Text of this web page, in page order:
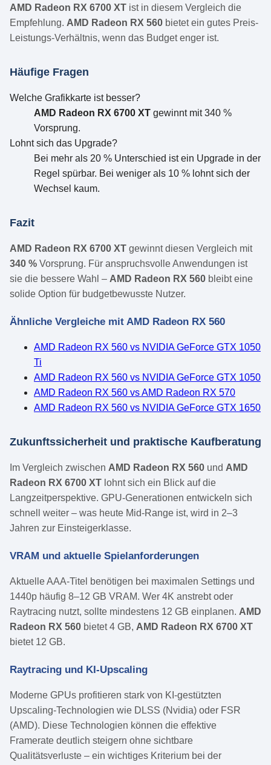
AMD Radeon RX 6700 XT ist in diesem Vergleich die
Empfehlung. AMD Radeon RX 560 bietet ein gutes Preis-
Leistungs-Verhältnis, wenn das Budget enger ist.
Häufige Fragen
Welche Grafikkarte ist besser?
AMD Radeon RX 6700 XT gewinnt mit 340 %
Vorsprung.
Lohnt sich das Upgrade?
Bei mehr als 20 % Unterschied ist ein Upgrade in der
Regel spürbar. Bei weniger als 10 % lohnt sich der
Wechsel kaum.
Fazit
AMD Radeon RX 6700 XT gewinnt diesen Vergleich mit
340 % Vorsprung. Für anspruchsvolle Anwendungen ist
sie die bessere Wahl – AMD Radeon RX 560 bleibt eine
solide Option für budgetbewusste Nutzer.
Ähnliche Vergleiche mit AMD Radeon RX 560
AMD Radeon RX 560 vs NVIDIA GeForce GTX 1050
Ti
AMD Radeon RX 560 vs NVIDIA GeForce GTX 1050
AMD Radeon RX 560 vs AMD Radeon RX 570
AMD Radeon RX 560 vs NVIDIA GeForce GTX 1650
Zukunftssicherheit und praktische Kaufberatung
Im Vergleich zwischen AMD Radeon RX 560 und AMD
Radeon RX 6700 XT lohnt sich ein Blick auf die
Langzeitperspektive. GPU-Generationen entwickeln sich
schnell weiter – was heute Mid-Range ist, wird in 2–3
Jahren zur Einsteigerklasse.
VRAM und aktuelle Spielanforderungen
Aktuelle AAA-Titel benötigen bei maximalen Settings und
1440p häufig 8–12 GB VRAM. Wer 4K anstrebt oder
Raytracing nutzt, sollte mindestens 12 GB einplanen. AMD
Radeon RX 560 bietet 4 GB, AMD Radeon RX 6700 XT
bietet 12 GB.
Raytracing und KI-Upscaling
Moderne GPUs profitieren stark von KI-gestützten
Upscaling-Technologien wie DLSS (Nvidia) oder FSR
(AMD). Diese Technologien können die effektive
Framerate deutlich steigern ohne sichtbare
Qualitätsverluste – ein wichtiges Kriterium bei der